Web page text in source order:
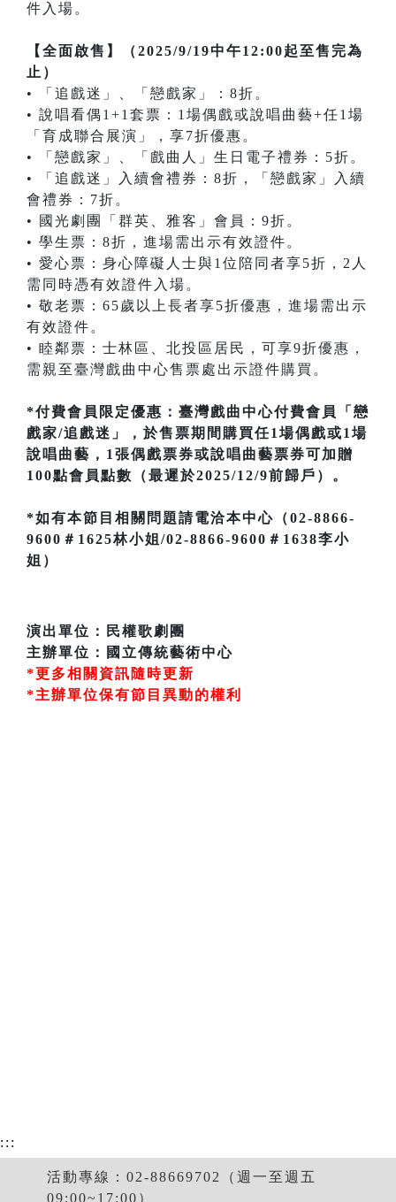
件入場。
【全面啟售】（2025/9/19中午12:00起至售完為
止）
• 「追戲迷」、「戀戲家」：8折。
• 說唱看偶1+1套票：1場偶戲或說唱曲藝+任1場
「育成聯合展演」，享7折優惠。
• 「戀戲家」、「戲曲人」生日電子禮券：5折。
• 「追戲迷」入續會禮券：8折，「戀戲家」入續
會禮券：7折。
• 國光劇團「群英、雅客」會員：9折。
• 學生票：8折，進場需出示有效證件。
• 愛心票：身心障礙人士與1位陪同者享5折，2人
需同時憑有效證件入場。
• 敬老票：65歲以上長者享5折優惠，進場需出示
有效證件。
• 睦鄰票：士林區、北投區居民，可享9折優惠，
需親至臺灣戲曲中心售票處出示證件購買。
*付費會員限定優惠：臺灣戲曲中心付費會員「戀
戲家/追戲迷」，於售票期間購買任1場偶戲或1場
說唱曲藝，1張偶戲票券或說唱曲藝票券可加贈
100點會員點數（最遲於2025/12/9前歸戶）。
*如有本節目相關問題請電洽本中心（02-8866-
9600＃1625林小姐/02-8866-9600＃1638李小
姐）
演出單位：民權歌劇團
主辦單位：國立傳統藝術中心
*更多相關資訊隨時更新
*主辦單位保有節目異動的權利
:::
活動專線：02-88669702（週一至週五
09:00~17:00）